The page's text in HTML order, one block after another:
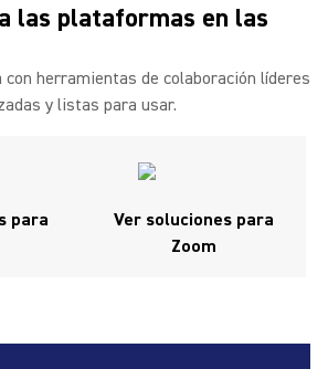
las plataformas en las
herramientas de colaboración líderes
y listas para usar.
para
Ver soluciones para
Zoom